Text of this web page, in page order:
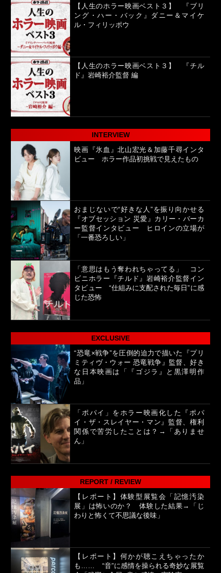
【人生のホラー映画ベスト３】 『ブリ
ング・ハー・バック』ダニー＆マイケ
ル・フィリッポウ
【人生のホラー映画ベスト３】 『チル
ド』岩崎裕介監督 編
INTERVIEW
映画『氷血』北山宏光＆加藤千尋インタ
ビュー ホラー作品初挑戦で見えたもの
おまじないで“好きな人”を振り向かせる
『オブセッション 災愛』カリー・バーカ
ー監督インタビュー ヒロインの立場が
「一番恐ろしい」
「意思はもう奪われちゃってる」 コン
ビニホラー『チルド』岩崎裕介監督イン
タビュー “仕組みに支配された毎日”に感
じた恐怖
EXCLUSIVE
“恐竜×戦争”を圧倒的迫力で描いた『プリ
ミティヴ・ウォー 恐竜戦争』監督、好き
な日本映画は「『ゴジラ』と黒澤明作
品」
「ポパイ」をホラー映画化した『ポパ
イ・ザ・スレイヤー・マン』監督、権利
関係で苦労したことは？→「ありませ
ん」
REPORT / REVIEW
【レポート】体験型展覧会「記憶汚染
展」は怖いのか？ 体験した結果→「じ
わりと怖くて不思議な後味」
【レポート】何かが聴こえちゃったか
も…… “音”に感情を操られる奇妙な展覧